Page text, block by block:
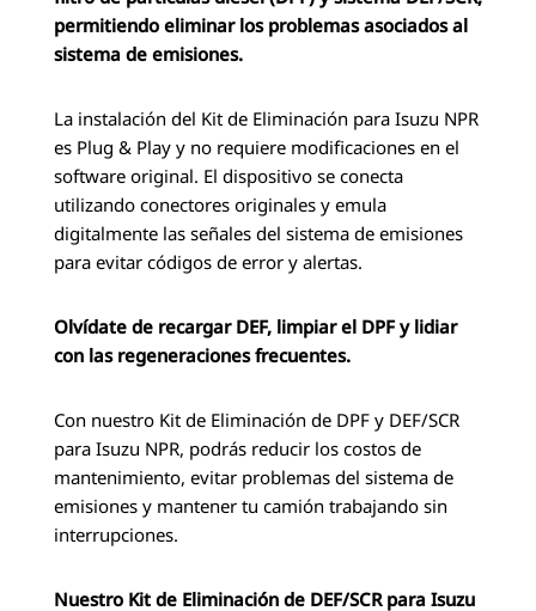
permitiendo eliminar los problemas asociados al
sistema de emisiones.
La instalación del Kit de Eliminación para Isuzu NPR
es Plug & Play y no requiere modificaciones en el
software original. El dispositivo se conecta
utilizando conectores originales y emula
digitalmente las señales del sistema de emisiones
para evitar códigos de error y alertas.
Olvídate de recargar DEF, limpiar el DPF y lidiar
con las regeneraciones frecuentes.
Con nuestro Kit de Eliminación de DPF y DEF/SCR
para Isuzu NPR, podrás reducir los costos de
mantenimiento, evitar problemas del sistema de
emisiones y mantener tu camión trabajando sin
interrupciones.
Nuestro Kit de Eliminación de DEF/SCR para Isuzu